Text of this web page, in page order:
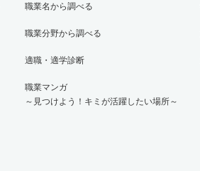
職業名から調べる
職業分野から調べる
適職・適学診断
職業マンガ
～見つけよう！キミが活躍したい場所～